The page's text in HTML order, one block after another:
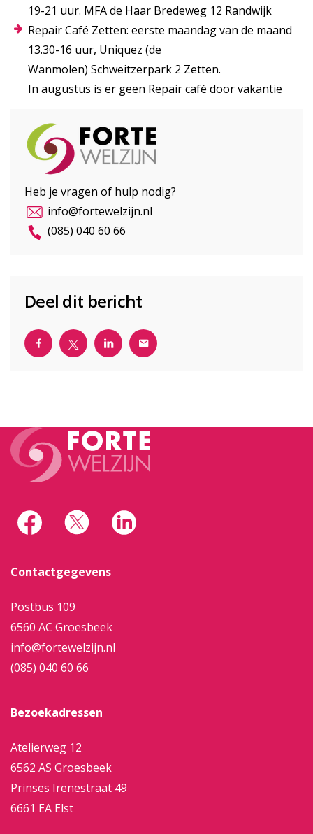
19-21 uur. MFA de Haar Bredeweg 12 Randwijk
Repair Café Zetten: eerste maandag van de maand
13.30-16 uur, Uniquez (de
Wanmolen) Schweitzerpark 2 Zetten.
In augustus is er geen Repair café door vakantie
Heb je vragen of hulp nodig?
info@fortewelzijn.nl
(085) 040 60 66
Deel dit bericht
Contactgegevens
Postbus 109
6560 AC Groesbeek
info@fortewelzijn.nl
(085) 040 60 66
Bezoekadressen
Atelierweg 12
6562 AS Groesbeek
Prinses Irenestraat 49
6661 EA Elst